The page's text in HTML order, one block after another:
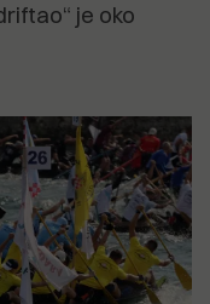
je oko